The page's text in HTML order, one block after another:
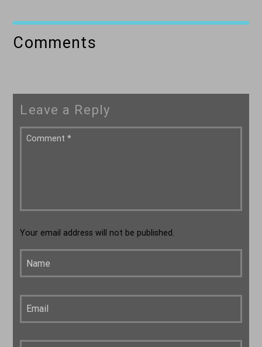
Comments
Leave a Reply
Your email address will not be published.